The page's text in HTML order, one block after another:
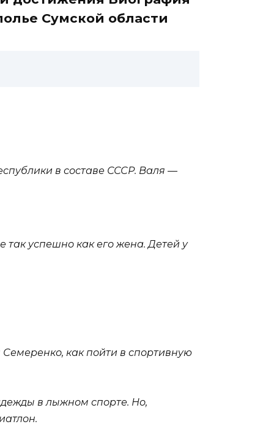
Сумской области
в составе СССР. Валя —
успешно как его жена. Детей у
как пойти в спортивную
в лыжном спорте. Но,